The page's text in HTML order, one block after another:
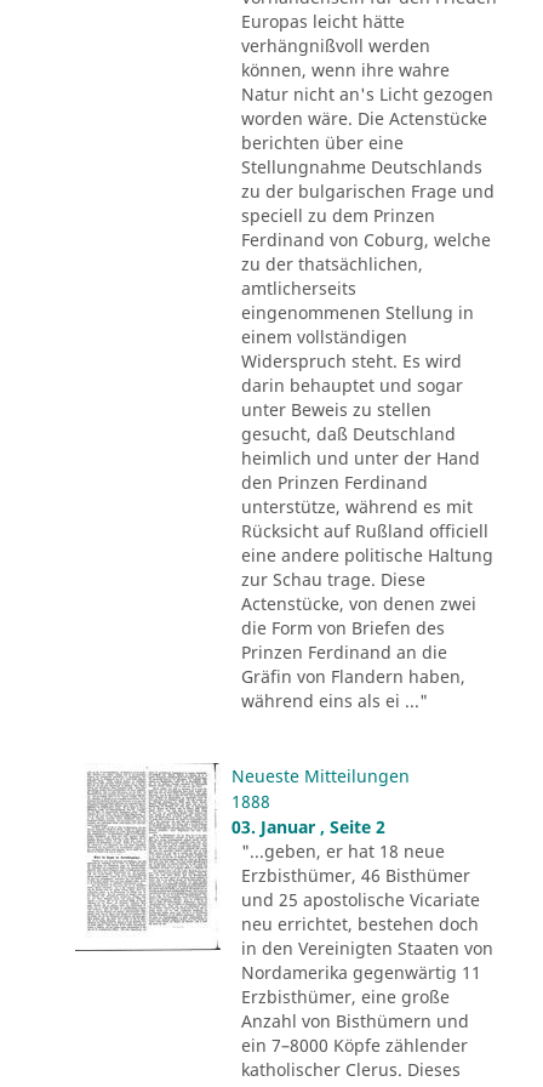
Europas leicht hätte
verhängnißvoll werden
können, wenn ihre wahre
Natur nicht an's Licht gezogen
worden wäre. Die Actenstücke
berichten über eine
Stellungnahme Deutschlands
zu der bulgarischen Frage und
speciell zu dem Prinzen
Ferdinand von Coburg, welche
zu der thatsächlichen,
amtlicherseits
eingenommenen Stellung in
einem vollständigen
Widerspruch steht. Es wird
darin behauptet und sogar
unter Beweis zu stellen
gesucht, daß Deutschland
heimlich und unter der Hand
den Prinzen Ferdinand
unterstütze, während es mit
Rücksicht auf Rußland officiell
eine andere politische Haltung
zur Schau trage. Diese
Actenstücke, von denen zwei
die Form von Briefen des
Prinzen Ferdinand an die
Gräfin von Flandern haben,
während eins als ei ..."
Neueste Mitteilungen
1888
03. Januar , Seite 2
"...geben, er hat 18 neue
Erzbisthümer, 46 Bisthümer
und 25 apostolische Vicariate
neu errichtet, bestehen doch
in den Vereinigten Staaten von
Nordamerika gegenwärtig 11
Erzbisthümer, eine große
Anzahl von Bisthümern und
ein 7–8000 Köpfe zählender
katholischer Clerus. Dieses